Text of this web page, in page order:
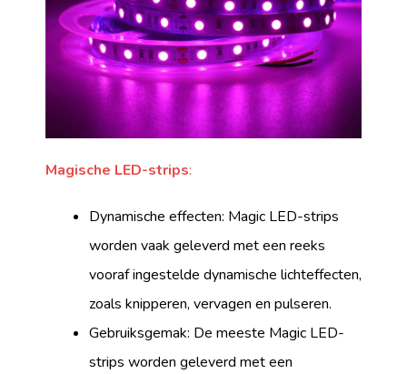
Magische LED-strips:
Dynamische effecten: Magic LED-strips
worden vaak geleverd met een reeks
vooraf ingestelde dynamische lichteffecten,
zoals knipperen, vervagen en pulseren.
Gebruiksgemak: De meeste Magic LED-
strips worden geleverd met een